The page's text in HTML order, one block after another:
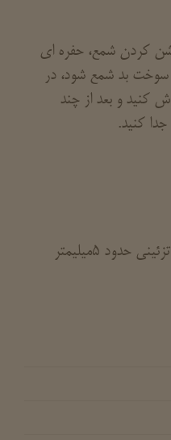
کردن شمع، حفره ای
بد شمع شود، در
کنید و بعد از چند
جدا کنید.
اندازه استاندارد فیتیله برای شمع تزئینی حدود 5میلیمتر